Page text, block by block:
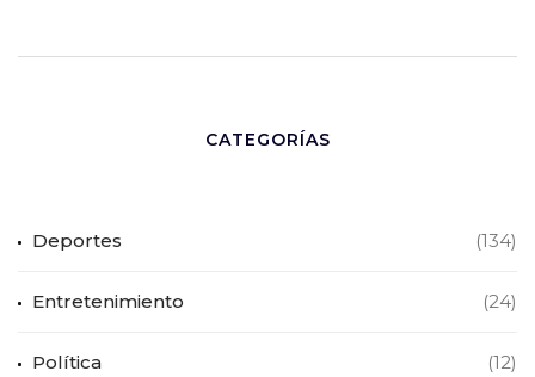
CATEGORÍAS
Deportes (134)
Entretenimiento (24)
Política (12)